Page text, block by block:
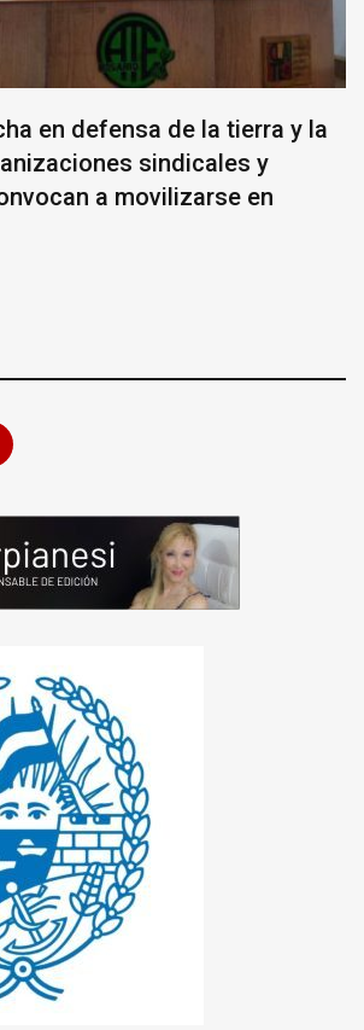
en defensa de la tierra y la
sindicales y
a movilizarse en